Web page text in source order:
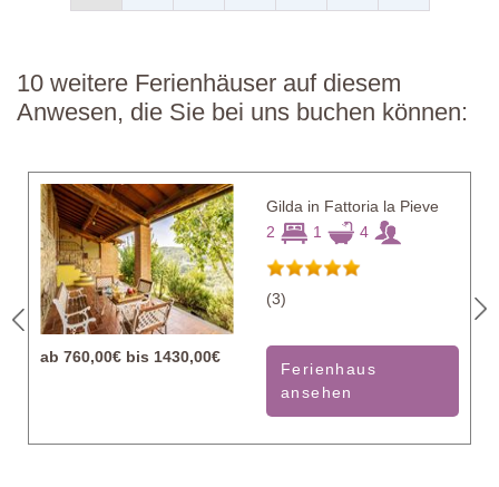
10 weitere Ferienhäuser auf diesem
Anwesen, die Sie bei uns buchen können:
Gilda in Fattoria la Pieve
2
1 4
(3)
ab 760,00€ bis 1430,00€
Ferienhaus
ansehen